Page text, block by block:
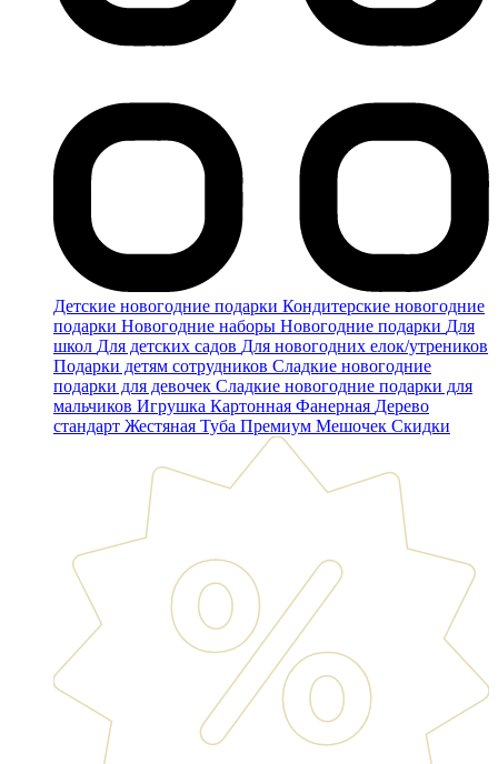
Детские новогодние подарки Кондитерские новогодние
подарки Новогодние наборы Новогодние подарки Для
школ Для детских садов Для новогодних елок/утреников
Подарки детям сотрудников Сладкие новогодние
подарки для девочек Сладкие новогодние подарки для
мальчиков Игрушка Картонная Фанерная Дерево
стандарт Жестяная Туба Премиум Мешочек Скидки